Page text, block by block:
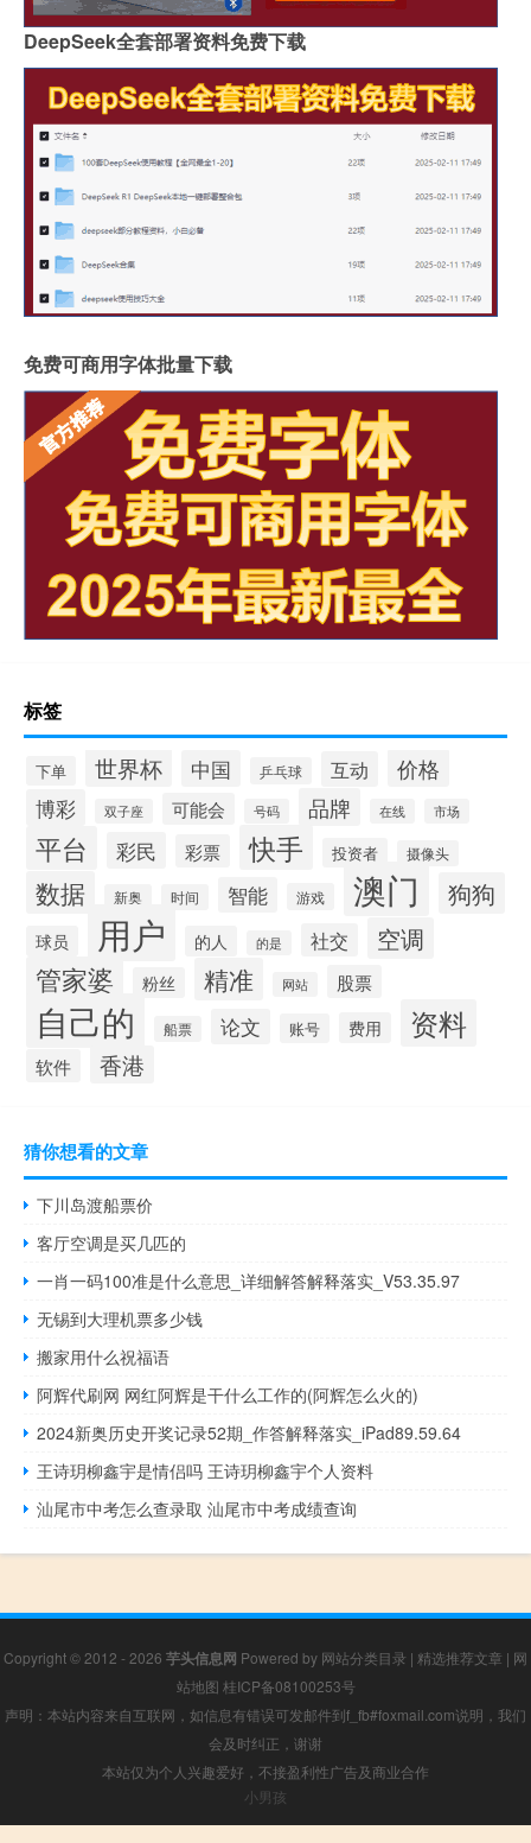
DeepSeek全套部署资料免费下载
免费可商用字体批量下载
标签
下单 世界杯 中国 乒乓球 互动 价格
博彩 双子座 可能会 号码 品牌 在线 市场
平台 彩民 彩票 快手 投资者 摄像头
数据 新奥 时间 智能 游戏 澳门 狗狗
球员 用户 的人 的是 社交 空调
管家婆 粉丝 精准 网站 股票
自己的 船票 论文 账号 费用 资料
软件 香港
猜你想看的文章
下川岛渡船票价
客厅空调是买几匹的
一肖一码100准是什么意思_详细解答解释落实_V53.35.97
无锡到大理机票多少钱
搬家用什么祝福语
阿辉代刷网 网红阿辉是干什么工作的(阿辉怎么火的)
2024新奥历史开奖记录52期_作答解释落实_iPad89.59.64
王诗玥柳鑫宇是情侣吗 王诗玥柳鑫宇个人资料
汕尾市中考怎么查录取 汕尾市中考成绩查询
Copyright © 2012 - 2026 芋头信息网 Powered by 网站分类目录 | 精选推荐文章 | 网
站地图 桂ICP备08100253号
声明：本站内容来自互联网，如信息有错误可发邮件到f_fb#foxmail.com说明，我们
会及时纠正，谢谢
本站仅为个人兴趣爱好，不接盈利性广告及商业合作
小男孩